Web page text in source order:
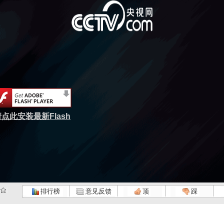
点此安装最新Flash
排行榜 意见反馈 顶 踩